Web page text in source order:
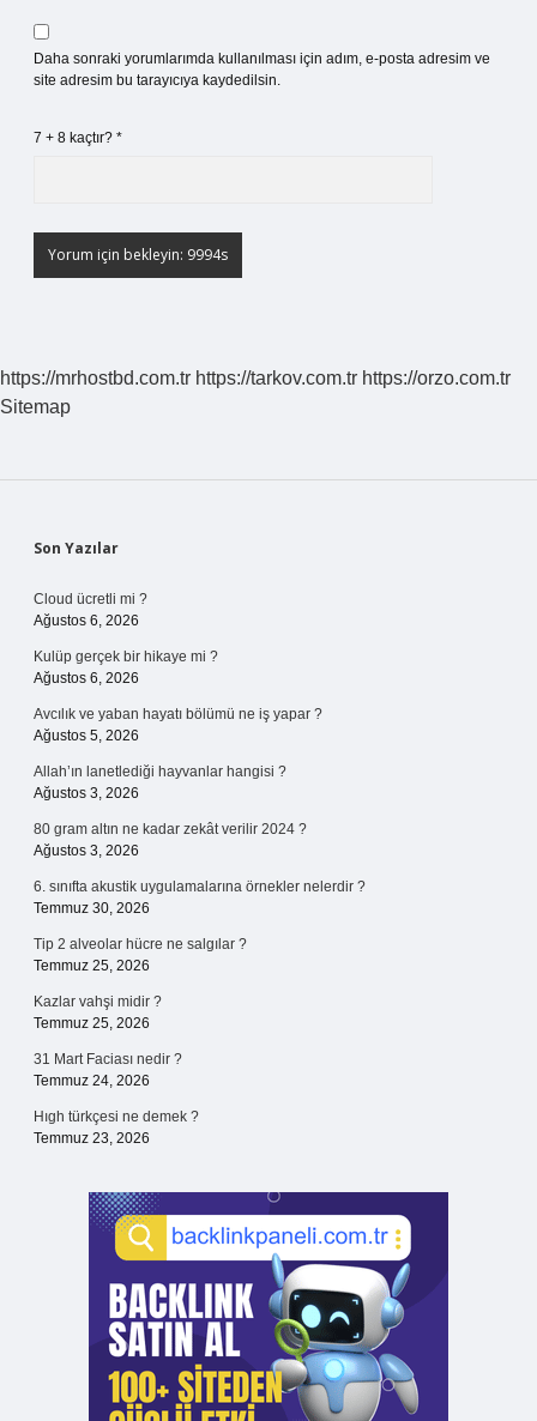
Daha sonraki yorumlarımda kullanılması için adım, e-posta adresim ve
site adresim bu tarayıcıya kaydedilsin.
7 + 8 kaçtır? *
https://mrhostbd.com.tr https://tarkov.com.tr https://orzo.com.tr
Sitemap
Sidebar
Son Yazılar
Cloud ücretli mi ?
Ağustos 6, 2026
Kulüp gerçek bir hikaye mi ?
Ağustos 6, 2026
Avcılık ve yaban hayatı bölümü ne iş yapar ?
Ağustos 5, 2026
Allah’ın lanetlediği hayvanlar hangisi ?
Ağustos 3, 2026
80 gram altın ne kadar zekât verilir 2024 ?
Ağustos 3, 2026
6. sınıfta akustik uygulamalarına örnekler nelerdir ?
Temmuz 30, 2026
Tip 2 alveolar hücre ne salgılar ?
Temmuz 25, 2026
Kazlar vahşi midir ?
Temmuz 25, 2026
31 Mart Faciası nedir ?
Temmuz 24, 2026
Hıgh türkçesi ne demek ?
Temmuz 23, 2026